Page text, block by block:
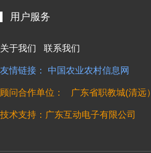
用户服务
关于我们 联系我们
友情链接： 中国农业农村信息网
顾问合作单位： 广东省职教城(清远）
技术支持：广东互动电子有限公司